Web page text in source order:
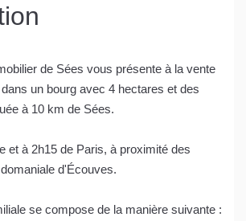
de Sées vous présente à la vente
un bourg avec 4 hectares et des
à 10 km de Sées.
et à 2h15 de Paris, à proximité des
d'Écouves.
se compose de la manière suivante :